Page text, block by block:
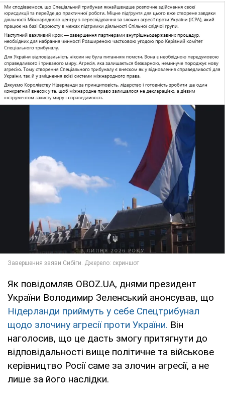
Як повідомляв OBOZ.UA, днями президент
України Володимир Зеленський анонсував, що
Нідерланди приймуть у себе Спецтрибунал
щодо злочину агресії проти України. Він
наголосив, що це дасть змогу притягнути до
відповідальності вище політичне та військове
керівництво Росії саме за злочин агресії, а не
лише за його наслідки.